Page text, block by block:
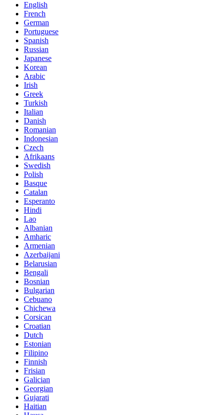
English
French
German
Portuguese
Spanish
Russian
Japanese
Korean
Arabic
Irish
Greek
Turkish
Italian
Danish
Romanian
Indonesian
Czech
Afrikaans
Swedish
Polish
Basque
Catalan
Esperanto
Hindi
Lao
Albanian
Amharic
Armenian
Azerbaijani
Belarusian
Bengali
Bosnian
Bulgarian
Cebuano
Chichewa
Corsican
Croatian
Dutch
Estonian
Filipino
Finnish
Frisian
Galician
Georgian
Gujarati
Haitian